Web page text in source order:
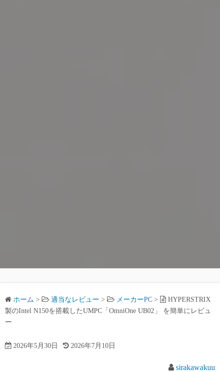
ホーム > 適当なレビュー > メーカーPC >
HYPERSTRIX
製のIntel N150を搭載したUMPC「OmniOne UB02」 を簡単にレビュ
ー
2026年5月30日 2026年7月10日
sirakawakuu